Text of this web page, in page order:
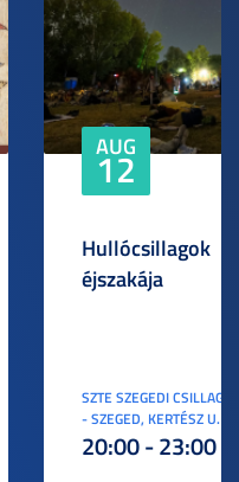
AUG
12
Hullócsillagok
éjszakája
SZTE SZEGEDI
- SZEGED, KERTÉSZ U. 3.
20:00 - 23:00